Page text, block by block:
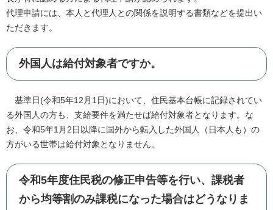
代理申請には、本人と代理人との関係を説明する書類などを提出い
ただきます。
外国人は給付対象者ですか。
基準日(令和5年12月1日)において、住民基本台帳に記録されてい
る外国人の方も、支給要件を満たせば給付対象者となります。な
お、令和5年1月2日以降に国外から転入した外国人（日本人も）の
方がいる世帯は給付対象となりません。
令和5年度住民税の修正申告等を行い、課税者
から均等割のみ課税になった場合はどうなりま